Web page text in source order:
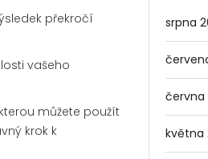
překročí
vašeho
můžete použít
krok k
srpna
června
května